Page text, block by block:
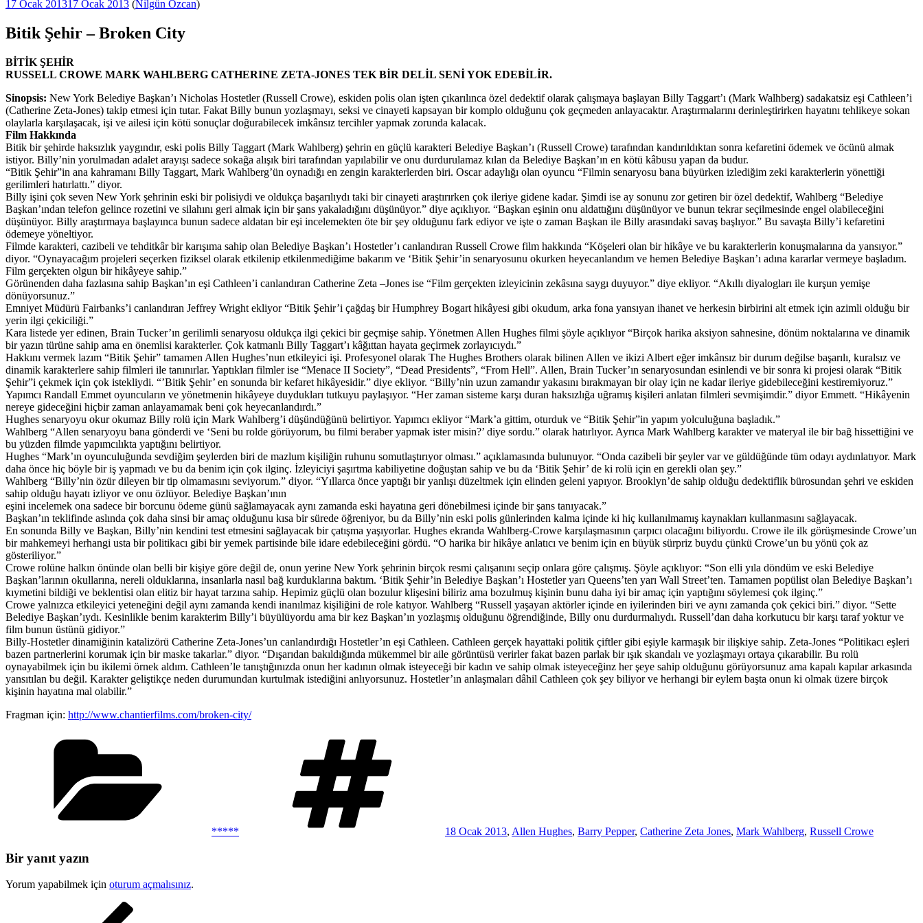
Yayım
17 Ocak 201317 Ocak 2013 (Nilgün Özcan)
Bitik Şehir – Broken City
BİTİK ŞEHİR
RUSSELL CROWE MARK WAHLBERG CATHERINE ZETA-JONES TEK BİR DELİL SENİ YOK EDEBİLİR.
Sinopsis: New York Belediye Başkan’ı Nicholas Hostetler (Russell Crowe), eskiden polis olan işten çıkarılınca özel dedektif olarak çalışmaya başlayan Billy Taggart’ı (Mark Walhberg) sadakatsiz eşi Cathleen’i
(Catherine Zeta-Jones) takip etmesi için tutar. Fakat Billy bunun yozlaşmayı, seksi ve cinayeti kapsayan bir komplo olduğunu çok geçmeden anlayacaktır. Araştırmalarını derinleştirirken hayatını tehlikeye sokan
olaylarla karşılaşacak, işi ve ailesi için kötü sonuçlar doğurabilecek imkânsız tercihler yapmak zorunda kalacak.
Film Hakkında
Bitik bir şehirde haksızlık yaygındır, eski polis Billy Taggart (Mark Wahlberg) şehrin en güçlü karakteri Belediye Başkan’ı (Russell Crowe) tarafından kandırıldıktan sonra kefaretini ödemek ve öcünü almak
istiyor. Billy’nin yorulmadan adalet arayışı sadece sokağa alışık biri tarafından yapılabilir ve onu durdurulamaz kılan da Belediye Başkan’ın en kötü kâbusu yapan da budur.
“Bitik Şehir”in ana kahramanı Billy Taggart, Mark Wahlberg’ün oynadığı en zengin karakterlerden biri. Oscar adaylığı olan oyuncu “Filmin senaryosu bana büyürken izlediğim zeki karakterlerin yönettiği
gerilimleri hatırlattı.” diyor.
Billy işini çok seven New York şehrinin eski bir polisiydi ve oldukça başarılıydı taki bir cinayeti araştırırken çok ileriye gidene kadar. Şimdi ise ay sonunu zor getiren bir özel dedektif, Wahlberg “Belediye
Başkan’ından telefon gelince rozetini ve silahını geri almak için bir şans yakaladığını düşünüyor.” diye açıklıyor. “Başkan eşinin onu aldattığını düşünüyor ve bunun tekrar seçilmesinde engel olabileceğini
düşünüyor. Billy araştırmaya başlayınca bunun sadece aldatan bir eşi incelemekten öte bir şey olduğunu fark ediyor ve işte o zaman Başkan ile Billy arasındaki savaş başlıyor.” Bu savaşta Billy’i kefaretini
ödemeye yöneltiyor.
Filmde karakteri, cazibeli ve tehditkâr bir karışıma sahip olan Belediye Başkan’ı Hostetler’ı canlandıran Russell Crowe film hakkında “Köşeleri olan bir hikâye ve bu karakterlerin konuşmalarına da yansıyor.”
diyor. “Oynayacağım projeleri seçerken fiziksel olarak etkilenip etkilenmediğime bakarım ve ‘Bitik Şehir’in senaryosunu okurken heyecanlandım ve hemen Belediye Başkan’ı adına kararlar vermeye başladım.
Film gerçekten olgun bir hikâyeye sahip.”
Görünenden daha fazlasına sahip Başkan’ın eşi Cathleen’i canlandıran Catherine Zeta –Jones ise “Film gerçekten izleyicinin zekâsına saygı duyuyor.” diye ekliyor. “Akıllı diyalogları ile kurşun yemişe
dönüyorsunuz.”
Emniyet Müdürü Fairbanks’i canlandıran Jeffrey Wright ekliyor “Bitik Şehir’i çağdaş bir Humphrey Bogart hikâyesi gibi okudum, arka fona yansıyan ihanet ve herkesin birbirini alt etmek için azimli olduğu bir
yerin ilgi çekiciliği.”
Kara listede yer edinen, Brain Tucker’ın gerilimli senaryosu oldukça ilgi çekici bir geçmişe sahip. Yönetmen Allen Hughes filmi şöyle açıklıyor “Birçok harika aksiyon sahnesine, dönüm noktalarına ve dinamik
bir yazın türüne sahip ama en önemlisi karakterler. Çok katmanlı Billy Taggart’ı kâğıttan hayata geçirmek zorlayıcıydı.”
Hakkını vermek lazım “Bitik Şehir” tamamen Allen Hughes’nun etkileyici işi. Profesyonel olarak The Hughes Brothers olarak bilinen Allen ve ikizi Albert eğer imkânsız bir durum değilse başarılı, kuralsız ve
dinamik karakterlere sahip filmleri ile tanınırlar. Yaptıkları filmler ise “Menace II Society”, “Dead Presidents”, “From Hell”. Allen, Brain Tucker’ın senaryosundan esinlendi ve bir sonra ki projesi olarak “Bitik
Şehir”i çekmek için çok istekliydi. “’Bitik Şehir’ en sonunda bir kefaret hikâyesidir.” diye ekliyor. “Billy’nin uzun zamandır yakasını bırakmayan bir olay için ne kadar ileriye gidebileceğini kestiremiyoruz.”
Yapımcı Randall Emmet oyuncuların ve yönetmenin hikâyeye duydukları tutkuyu paylaşıyor. “Her zaman sisteme karşı duran haksızlığa uğramış kişileri anlatan filmleri sevmişimdir.” diyor Emmett. “Hikâyenin
nereye gideceğini hiçbir zaman anlayamamak beni çok heyecanlandırdı.”
Hughes senaryoyu okur okumaz Billy rolü için Mark Wahlberg’i düşündüğünü belirtiyor. Yapımcı ekliyor “Mark’a gittim, oturduk ve “Bitik Şehir”in yapım yolculuğuna başladık.”
Wahlberg “Allen senaryoyu bana gönderdi ve ‘Seni bu rolde görüyorum, bu filmi beraber yapmak ister misin?’ diye sordu.” olarak hatırlıyor. Ayrıca Mark Wahlberg karakter ve materyal ile bir bağ hissettiğini ve
bu yüzden filmde yapımcılıkta yaptığını belirtiyor.
Hughes “Mark’ın oyunculuğunda sevdiğim şeylerden biri de mazlum kişiliğin ruhunu somutlaştırıyor olması.” açıklamasında bulunuyor. “Onda cazibeli bir şeyler var ve güldüğünde tüm odayı aydınlatıyor. Mark
daha önce hiç böyle bir iş yapmadı ve bu da benim için çok ilginç. İzleyiciyi şaşırtma kabiliyetine doğuştan sahip ve bu da ‘Bitik Şehir’ de ki rolü için en gerekli olan şey.”
Wahlberg “Billy’nin özür dileyen bir tip olmamasını seviyorum.” diyor. “Yıllarca önce yaptığı bir yanlışı düzeltmek için elinden geleni yapıyor. Brooklyn’de sahip olduğu dedektiflik bürosundan şehri ve eskiden
sahip olduğu hayatı izliyor ve onu özlüyor. Belediye Başkan’ının
eşini incelemek ona sadece bir borcunu ödeme günü sağlamayacak aynı zamanda eski hayatına geri dönebilmesi içinde bir şans tanıyacak.”
Başkan’ın teklifinde aslında çok daha sinsi bir amaç olduğunu kısa bir sürede öğreniyor, bu da Billy’nin eski polis günlerinden kalma içinde ki hiç kullanılmamış kaynakları kullanmasını sağlayacak.
En sonunda Billy ve Başkan, Billy’nin kendini test etmesini sağlayacak bir çatışma yaşıyorlar. Hughes ekranda Wahlberg-Crowe karşılaşmasının çarpıcı olacağını biliyordu. Crowe ile ilk görüşmesinde Crowe’un
bir mahkemeyi herhangi usta bir politikacı gibi bir yemek partisinde bile idare edebileceğini gördü. “O harika bir hikâye anlatıcı ve benim için en büyük sürpriz buydu çünkü Crowe’un bu yönü çok az
gösteriliyor.”
Crowe rolüne halkın önünde olan belli bir kişiye göre değil de, onun yerine New York şehrinin birçok resmi çalışanını seçip onlara göre çalışmış. Şöyle açıklıyor: “Son elli yıla döndüm ve eski Belediye
Başkan’larının okullarına, nereli olduklarına, insanlarla nasıl bağ kurduklarına baktım. ‘Bitik Şehir’in Belediye Başkan’ı Hostetler yarı Queens’ten yarı Wall Street’ten. Tamamen popülist olan Belediye Başkan’ı
kıymetini bildiği ve beklentisi olan elitiz bir hayat tarzına sahip. Hepimiz güçlü olan bozulur klişesini biliriz ama bozulmuş kişinin bunu daha iyi bir amaç için yaptığını söylemesi çok ilginç.”
Crowe yalnızca etkileyici yeteneğini değil aynı zamanda kendi inanılmaz kişiliğini de role katıyor. Wahlberg “Russell yaşayan aktörler içinde en iyilerinden biri ve aynı zamanda çok çekici biri.” diyor. “Sette
Belediye Başkan’ıydı. Kesinlikle benim karakterim Billy’i büyülüyordu ama bir kez Başkan’ın yozlaşmış olduğunu öğrendiğinde, Billy onu durdurmalıydı. Russell’dan daha korkutucu bir karşı taraf yoktur ve
film bunun üstünü gidiyor.”
Billy-Hostetler dinamiğinin katalizörü Catherine Zeta-Jones’un canlandırdığı Hostetler’ın eşi Cathleen. Cathleen gerçek hayattaki politik çiftler gibi eşiyle karmaşık bir ilişkiye sahip. Zeta-Jones “Politikacı eşleri
bazen partnerlerini korumak için bir maske takarlar.” diyor. “Dışarıdan bakıldığında mükemmel bir aile görüntüsü verirler fakat bazen parlak bir ışık skandalı ve yozlaşmayı ortaya çıkarabilir. Bu rolü
oynayabilmek için bu ikilemi örnek aldım. Cathleen’le tanıştığınızda onun her kadının olmak isteyeceği bir kadın ve sahip olmak isteyeceğinz her şeye sahip olduğunu görüyorsunuz ama kapalı kapılar arkasında
yansıtılan bu değil. Karakter geliştikçe neden durumundan kurtulmak istediğini anlıyorsunuz. Hostetler’ın anlaşmaları dâhil Cathleen çok şey biliyor ve herhangi bir eylem başta onun ki olmak üzere birçok
kişinin hayatına mal olabilir.”
Fragman için: http://www.chantierfilms.com/broken-city/
***** 18 Ocak 2013, Allen Hughes, Barry Pepper, Catherine Zeta Jones, Mark Wahlberg, Russell Crowe
Bir yanıt yazın
Yorum yapabilmek için oturum açmalısınız.